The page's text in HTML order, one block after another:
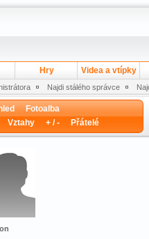
Hry Videa a vtípky
Najdi stálého správce
Fotoalba
Vztahy + / - Přátelé